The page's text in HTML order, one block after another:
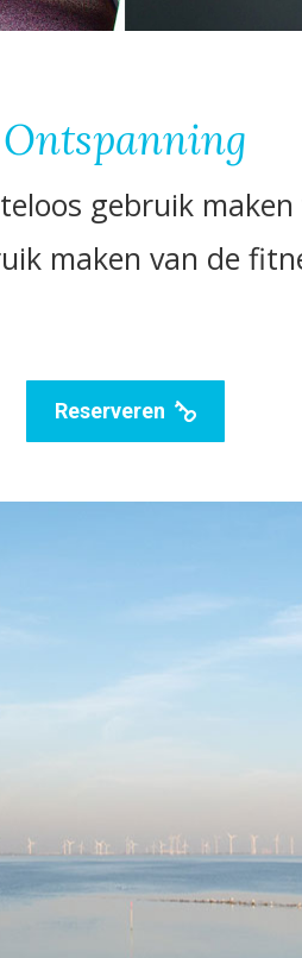
Ontspanning
gebruik
maken van de
Reserveren